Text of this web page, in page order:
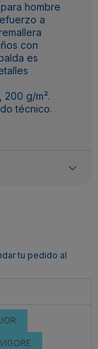
hombre
a
con
es
g/m².
técnico.
tu pedido al